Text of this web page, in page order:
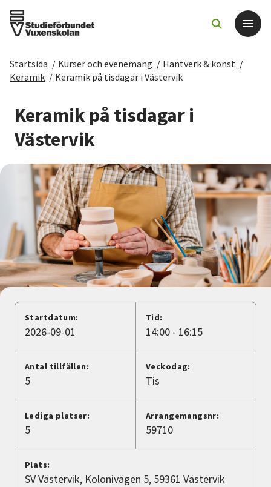
Det här gör vi
För dig som
Sök kurser och evenemang
Om SV
Starta studiecirkel
Cirkelledare
Nyheter
Avdelningar
Lyssna
Startsida / Kurser och evenemang / Hantverk & konst /
Keramik / Keramik på tisdagar i Västervik
Keramik på tisdagar i
Västervik
Startdatum:
2026-09-01
Tid:
14:00 - 16:15
Antal tillfällen:
5
Veckodag:
Tis
Lediga platser:
5
Arrangemangsnr:
59710
Plats:
SV Västervik, Kolonivägen 5, 59361 Västervik